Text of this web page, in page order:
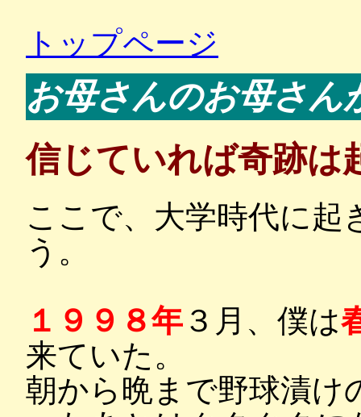
トップページ
お母さんのお母さん
信じていれば奇跡は
ここで、大学時代に起
う。
１９９８年 ３月、僕は
来ていた。
朝から晩まで野球漬け